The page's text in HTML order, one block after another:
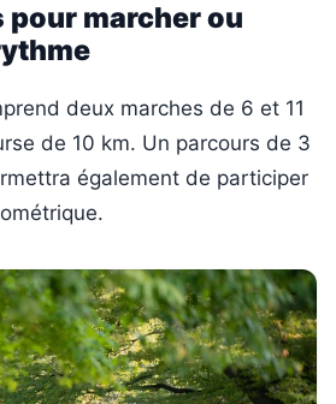
pour marcher ou
deux marches de 6 et 11
de 10 km. Un parcours de 3
également de participer